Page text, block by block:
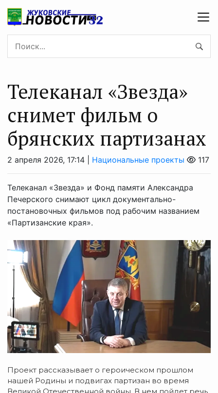
Телеканал «Звезда»
снимет фильм о
брянских партизанах
2 апреля 2026, 17:14 | Национальные проекты 117
Телеканал «Звезда» и Фонд памяти Александра
Печерского снимают цикл документально-
постановочных фильмов под рабочим названием
«Партизанские края».
Проект рассказывает о героическом прошлом
нашей Родины и подвигах партизан во время